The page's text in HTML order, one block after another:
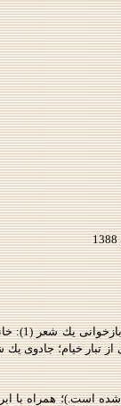
همخوانی با هماوازان (2): غم نان حتی اگر نگذارد؛
است.)؛ همراه با